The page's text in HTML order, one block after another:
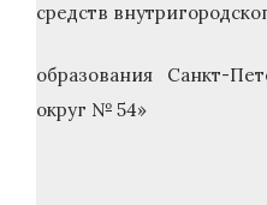
средств
образования Санкт-
округ № 54»